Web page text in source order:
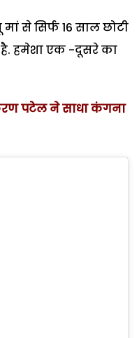
से सिर्फ 16 साल छोटी
है. हमेशा एक -दूसरे का
पटेल ने साधा कंगना